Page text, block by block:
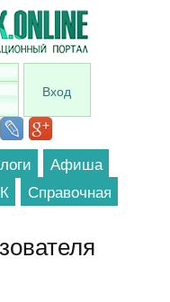
Вход
Афиша
Справочная